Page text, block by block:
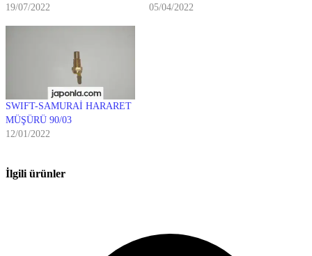
19/07/2022
05/04/2022
SWIFT-SAMURAİ HARARET
MÜŞÜRÜ 90/03
12/01/2022
İlgili ürünler